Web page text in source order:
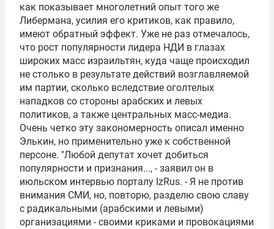
как показывает многолетний опыт того же
Либермана, усилия его критиков, как правило,
имеют обратный эффект. Уже не раз отмечалось,
что рост популярности лидера НДИ в глазах
широких масс израильтян, куда чаще происходил
не столько в результате действий возглавляемой
им партии, сколько вследствие оголтелых
нападков со стороны арабских и левых
политиков, а также центральных масс-медиа.
Очень четко эту закономерность описал именно
Элькин, но применительно уже к собственной
персоне. "Любой депутат хочет добиться
популярности и признания..., - заявил он в
июльском интервью порталу IzRus. - Я не против
внимания СМИ, но, повторю, разделю свою славу
с радикальными (арабскими и левыми)
организациями - своими криками и провокациями